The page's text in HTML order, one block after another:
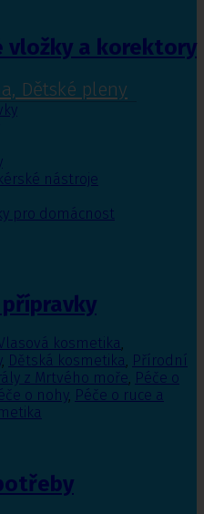
vložky a korektory
Dětské pleny
nástroje
pro domácnost
kosmetika,
, Dětská kosmetika, Přírodní
z Mrtvého moře, Péče o
o nohy, Péče o ruce a